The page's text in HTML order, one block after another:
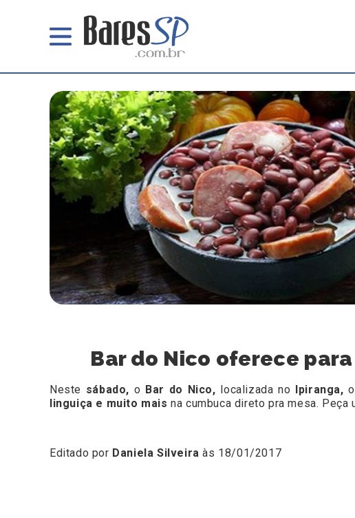
Bar do Nico oferece
Neste sábado, o Bar do Nico, localizada no Ipiranga,
linguiça e muito maisna cumbuca direto pra mesa. Peça
Editado por Daniela Silveira às 18/01/2017